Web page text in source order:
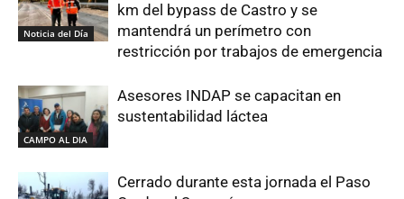
Noticia del Día
km del bypass de Castro y se
mantendrá un perímetro con
restricción por trabajos de emergencia
CAMPO AL DIA
Asesores INDAP se capacitan en
sustentabilidad láctea
Cerrado durante esta jornada el Paso